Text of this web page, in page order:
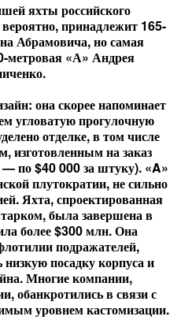
яхты российского
принадлежит 165-
Абрамовича, но самая
метровая «А» Андрея
она скорее напоминает
угловатую прогулочную
отделке, в том числе
изготовленным на заказ
по $40 000 за штуку). «A»
плутократии, не сильно
Яхта, спроектированная
была завершена в
более $300 млн. Она
подражателей,
посадку корпуса и
Многие компании,
обанкротились в связи с
уровнем кастомизации.